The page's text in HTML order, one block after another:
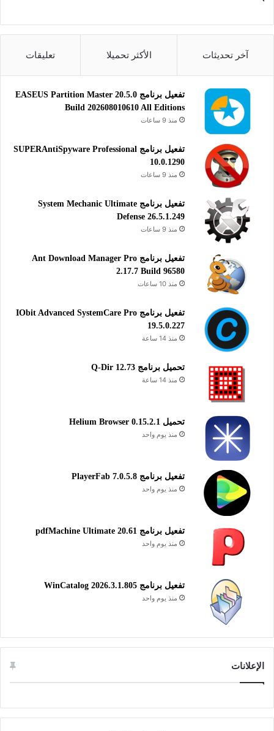
المطور:Wise Cleaner
التصنيف: تطبيقات ويندوز، ضبط النظام،
تنشيط برنامج Wise Data Recovery لاستعادة الملفات المفقودة
من وحدات التخزين المختلفة على أجهزة الكمبيوتر والأجهزة
المحمولة مثل الفلاش ديسك وبطاقات الذاكرة بنظام ويندوز.
رابط التحميل الأول
تحميل
رابط التحميل الثاني
تحميل
المفقودة من مساحة التخزين في الهارد ديسك وأجهزة أخرى مثل
الفلاش ديسك وبطاقات الذاكرة. يمكنك من استرجاع مجموعة
متنوعة من الملفات بما في ذلك الصور، الفيديوهات، المستندات،
الملفات الصوتية، والبرامج. يتيح لك البرنامج البحث السريع والفعال
عن الملفات المحذوفة واستعادتها بسهولة ويسر.
آخر تحديثات الأكثر تحميلا تعليقات
تفعيل برنامج EASEUS Partition Master 20.5.0
Build 202608010610 All Editions
منذ 9 ساعات
تفعيل برنامج SUPERAntiSpyware Professional
10.0.1290
منذ 9 ساعات
تفعيل برنامج System Mechanic Ultimate
Defense 26.5.1.249
منذ 9 ساعات
تفعيل برنامج Ant Download Manager Pro
2.17.7 Build 96580
منذ 10 ساعات
تفعيل برنامج IObit Advanced SystemCare Pro
19.5.0.227
منذ 14 ساعة
تحميل برنامج Q-Dir 12.73
منذ 14 ساعة
تحميل Helium Browser 0.15.2.1
منذ يوم واحد
تفعيل برنامج PlayerFab 7.0.5.8
منذ يوم واحد
تفعيل برنامج pdfMachine Ultimate 20.61
منذ يوم واحد
تفعيل برنامج WinCatalog 2026.3.1.805
منذ يوم واحد
الإعلانات